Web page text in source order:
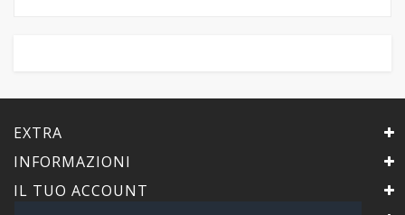
EXTRA
INFORMAZIONI
IL TUO ACCOUNT